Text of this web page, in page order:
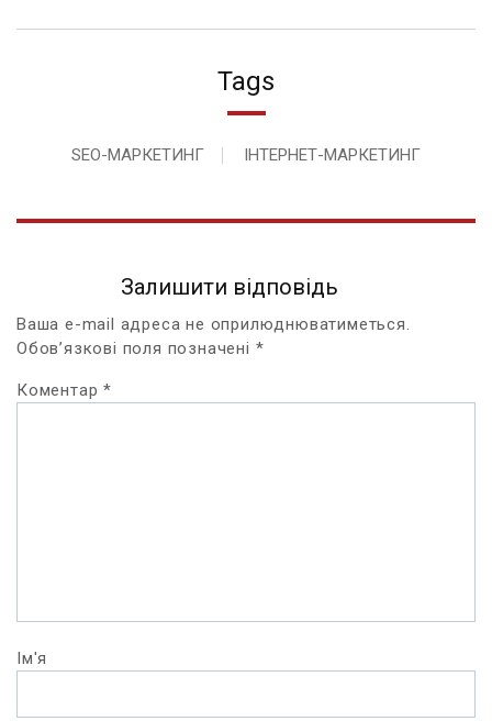
Tags
SEO-МАРКЕТИНГ ІНТЕРНЕТ-МАРКЕТИНГ
Залишити відповідь
Ваша e-mail адреса не оприлюднюватиметься.
Обов’язкові поля позначені *
Коментар*
Ім'я